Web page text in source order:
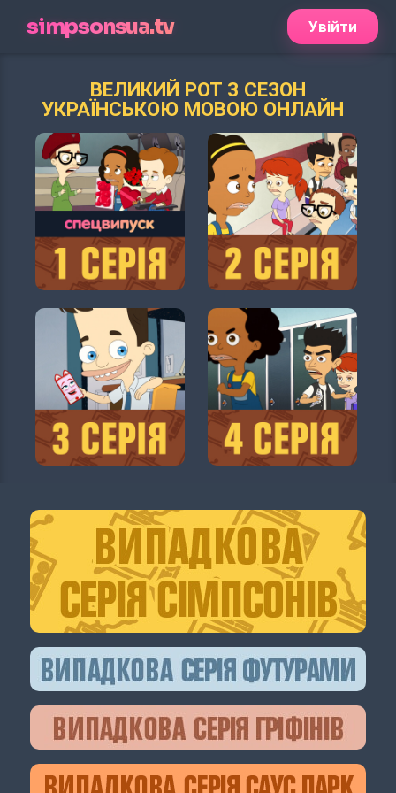
simpsonsua.tv Увійти
ВЕЛИКИЙ РОТ 3 СЕЗОН
УКРАЇНСЬКОЮ МОВОЮ ОНЛАЙН